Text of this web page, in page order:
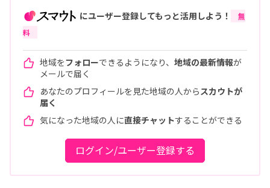
にユーザー登録してもっと活用しよう！
無
料
地域をフォローできるようになり、 地域の最新情報が
メールで届く
あなたのプロフィールを見た地域の人から スカウトが
届く
気になった地域の人に直接チャットすることができる
ログイン/ユーザー登録する